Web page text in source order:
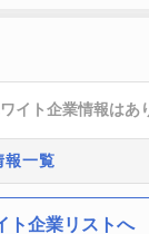
イト企業情報はあ
報一覧
ト企業リストへ